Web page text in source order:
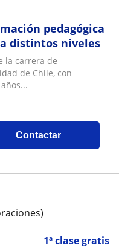
pedagógica
distintos niveles
la carrera de
de Chile, con
Contactar
1ª clase gratis